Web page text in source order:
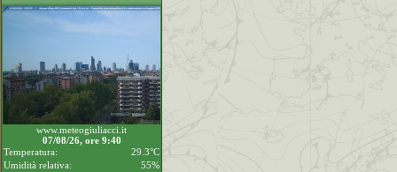
www.meteogiuliacci.it
07/08/26, ore 9:40
Temperatura:
29.3°C
Umidità relativa:
55%